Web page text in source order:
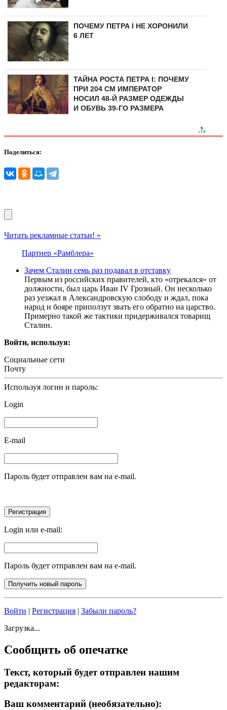
ПОЧЕМУ ПЕТРА I НЕ ХОРОНИЛИ
6 ЛЕТ
ТАЙНА РОСТА ПЕТРА I: ПОЧЕМУ
ПРИ 204 СМ ИМПЕРАТОР
НОСИЛ 48-Й РАЗМЕР ОДЕЖДЫ
И ОБУВЬ 39-ГО РАЗМЕРА
Поделиться:
Читать рекламные статьи! »
Партнер «Рамблера»
Зачем Сталин семь раз подавал в отставку
Первым из российских правителей, кто «отрекался» от
должности, был царь Иван IV Грозный. Он несколько
раз уезжал в Александровскую слободу и ждал, пока
народ и бояре приползут звать его обратно на царство.
Примерно такой же тактики придерживался товарищ
Сталин.
Войти, используя:
Социальные сети
Почту
Используя логин и пароль:
Login
E-mail
Пароль будет отправлен вам на e-mail.
Login или e-mail:
Пароль будет отправлен вам на e-mail.
Войти | Регистрация | Забыли пароль?
Загрузка...
Сообщить об опечатке
Текст, который будет отправлен нашим
редакторам:
Ваш комментарий (необязательно):